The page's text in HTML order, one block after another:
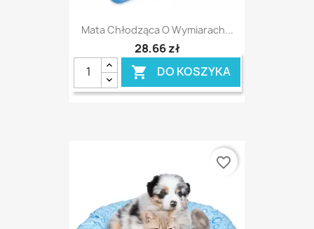
Mata Chłodząca O Wymiarach...
28,66 zł
 DO KOSZYKA
favorite_border